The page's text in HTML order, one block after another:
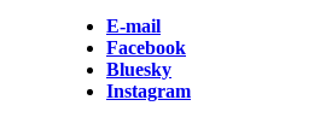
E-mail
Facebook
Bluesky
Instagram